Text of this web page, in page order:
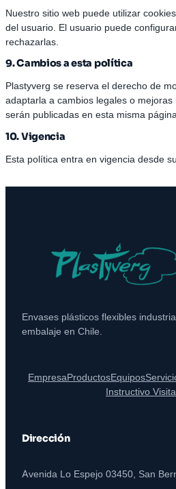
Nuestro sitio web puede utilizar
del usuario. El usuario puede
rechazarlas.
9. Cambios a esta política
Plastyverg se reserva el derecho de
adaptarla a cambios legales o
serán publicadas en esta misma
10. Vigencia
Esta política entra en vigencia desde
Envases plásticos flexibles
embalaje en Chile.
EmpresaProductosEquipos
Instructivo
Dirección
Avenida Lo Espejo 03450, San